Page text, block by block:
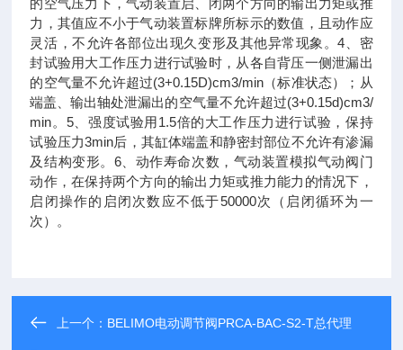
的空气压力下，气动装置启、闭两个方向的输出力矩或推
力，其值应不小于气动装置标牌所标示的数值，且动作应
灵活，不允许各部位出现久变形及其他异常现象。4、密
封试验用大工作压力进行试验时，从各自背压一侧泄漏出
的空气量不允许超过(3+0.15D)cm3/min（标准状态）；从
端盖、输出轴处泄漏出的空气量不允许超过(3+0.15d)cm3/
min。5、强度试验用1.5倍的大工作压力进行试验，保持
试验压力3min后，其缸体端盖和静密封部位不允许有渗漏
及结构变形。6、动作寿命次数，气动装置模拟气动阀门
动作，在保持两个方向的输出力矩或推力能力的情况下，
启闭操作的启闭次数应不低于50000次（启闭循环为一
次）。
上一个： BELIMO电动调节阀PRCA-BAC-S2-T总代理